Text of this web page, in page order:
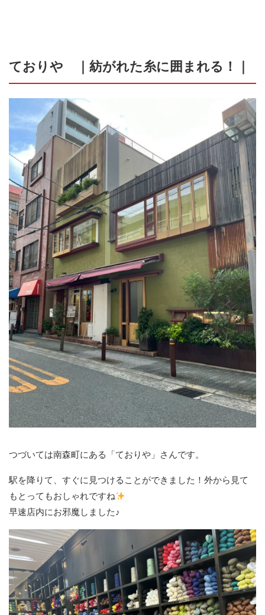
ておりや ｜紡がれた糸に囲まれる！｜
つづいては南森町にある「ておりや」さんです。
駅を降りて、すぐに見つけることができました！外から見て
もとってもおしゃれですね
早速店内にお邪魔しました♪